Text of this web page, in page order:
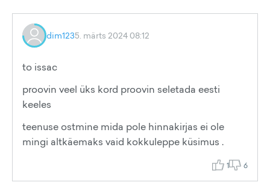
dim1235. märts 2024 08:12
to issac
proovin veel üks kord proovin seletada eesti
keeles
teenuse ostmine mida pole hinnakirjas ei ole
mingi altkäemaks vaid kokkuleppe küsimus .
1 6